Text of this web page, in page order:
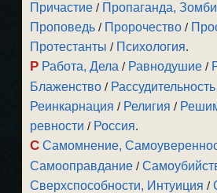
Причастие / Пропаганда,
Проповедь / Пророчество /
Протестанты / Психология.
Р Работа, Дела / Равнодушие /
Блаженство / Рассудительность
Реинкарнация / Религия /
ревности / Россия.
С Самомнение,
Самооправдание /
Сверхспособности, Интуиция /